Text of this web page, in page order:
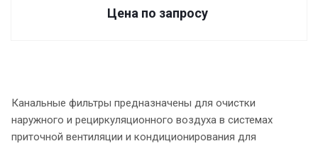
Цена по запросу
Канальные фильтры предназначены для очистки
наружного и рециркуляционного воздуха в системах
приточной вентиляции и кондиционирования для